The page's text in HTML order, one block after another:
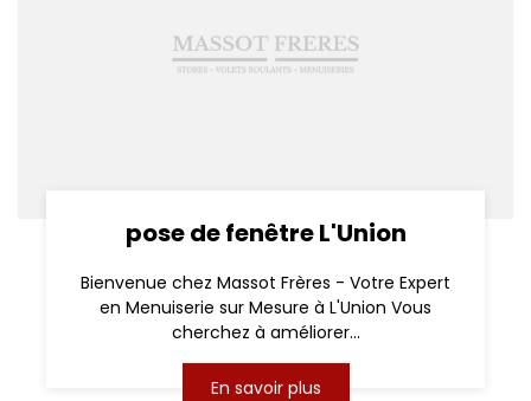
pose de fenêtre L'Union
Bienvenue chez Massot Frères - Votre Expert
en Menuiserie sur Mesure à L'Union Vous
cherchez à améliorer...
En savoir plus